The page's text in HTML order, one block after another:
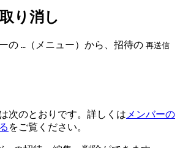
り消し
の … （メニュー）から、招待の 再送信
次のとおりです。詳しくは メンバーの
をご覧ください。